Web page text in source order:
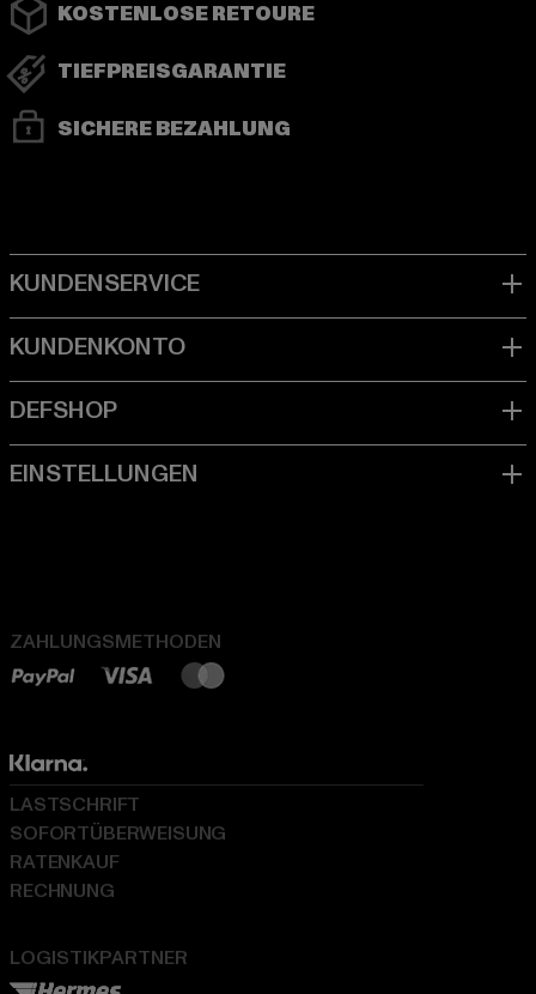
KOSTENLOSE RETOURE
TIEFPREISGARANTIE
SICHERE BEZAHLUNG
ZAHLUNGSMETHODEN
LOGISTIKPARTNER
LASTSCHRIFT
SOFORTÜBERWEISUNG
RATENKAUF
RECHNUNG